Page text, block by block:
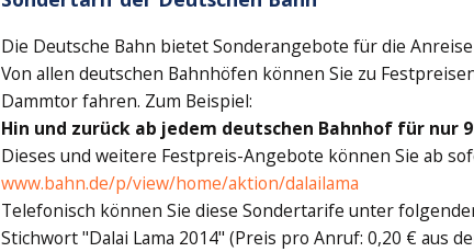
Die Deutsche Bahn bietet Sonderangebote für die
Von allen deutschen Bahnhöfen können Sie zu
Dammtor fahren. Zum Beispiel:
Hin und zurück ab jedem deutschen Bahnhof für nur
Dieses und weitere Festpreis-Angebote können Sie ab
www.bahn.de/p/view/home/aktion/dalailama
Telefonisch können Sie diese Sondertarife unter
Stichwort "Dalai Lama 2014" (Preis pro Anruf: 0,20 € aus